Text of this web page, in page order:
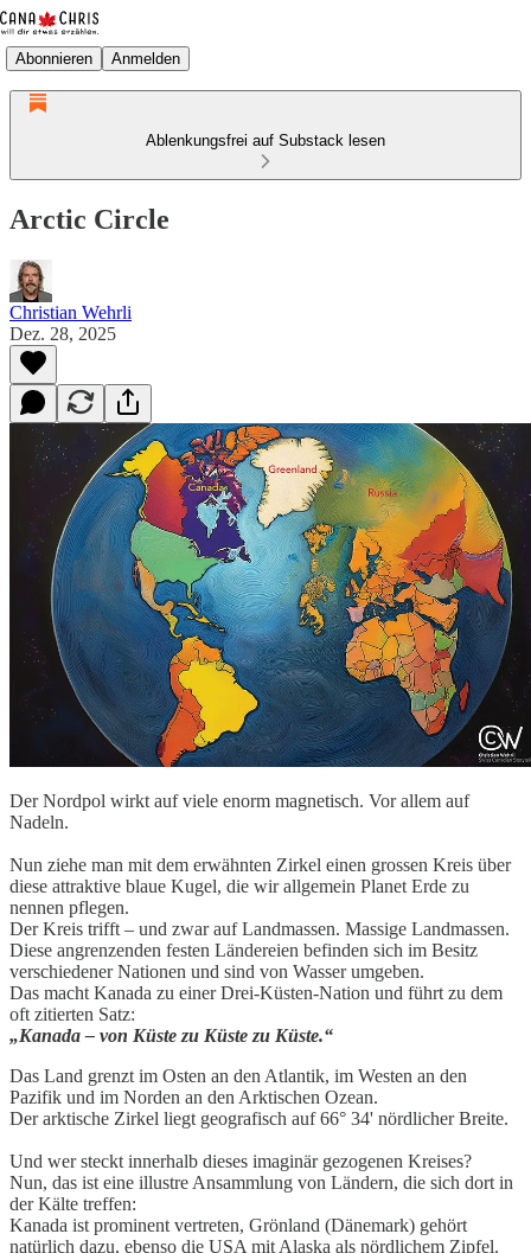
Abonnieren Anmelden
Ablenkungsfrei auf Substack lesen
Arctic Circle
Christian Wehrli
Dez. 28, 2025
Der Nordpol wirkt auf viele enorm magnetisch. Vor allem auf
Nadeln.
Nun ziehe man mit dem erwähnten Zirkel einen grossen Kreis über
diese attraktive blaue Kugel, die wir allgemein Planet Erde zu
nennen pflegen.
Der Kreis trifft – und zwar auf Landmassen. Massige Landmassen.
Diese angrenzenden festen Ländereien befinden sich im Besitz
verschiedener Nationen und sind von Wasser umgeben.
Das macht Kanada zu einer Drei-Küsten-Nation und führt zu dem
oft zitierten Satz:
„Kanada – von Küste zu Küste zu Küste.“
Das Land grenzt im Osten an den Atlantik, im Westen an den
Pazifik und im Norden an den Arktischen Ozean.
Der arktische Zirkel liegt geografisch auf 66° 34' nördlicher Breite.
Und wer steckt innerhalb dieses imaginär gezogenen Kreises?
Nun, das ist eine illustre Ansammlung von Ländern, die sich dort in
der Kälte treffen:
Kanada ist prominent vertreten, Grönland (Dänemark) gehört
natürlich dazu, ebenso die USA mit Alaska als nördlichem Zipfel.